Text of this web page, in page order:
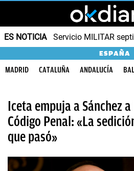
ES NOTICIA Servicio MILITAR
ESPAÑA
MADRID CATALUÑA ANDALUCÍA
Iceta empuja a Sánchez
Código Penal: «La
que pasó»